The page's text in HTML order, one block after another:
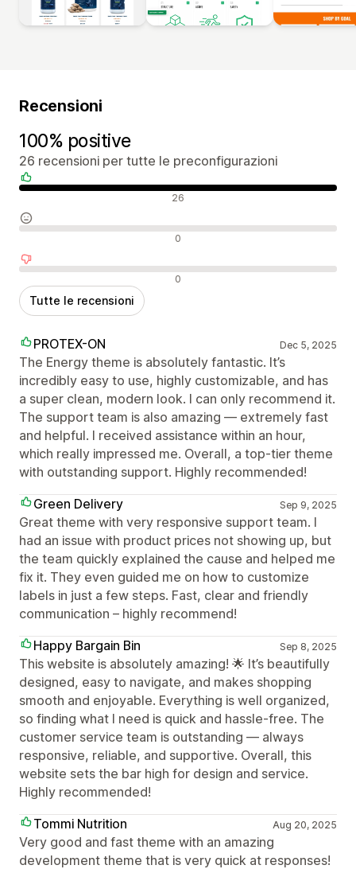
Recensioni
100% positive
26 recensioni per tutte le preconfigurazioni
Recensioni positive 26
Recensioni neutrali 0
Recensioni negative 0
Tutte le recensioni
PROTEX-ON Dec 5, 2025
The Energy theme is absolutely fantastic. It’s
incredibly easy to use, highly customizable, and has
a super clean, modern look. I can only recommend it.
The support team is also amazing — extremely fast
and helpful. I received assistance within an hour,
which really impressed me. Overall, a top-tier theme
with outstanding support. Highly recommended!
Green Delivery
Sep 9, 2025
Great theme with very responsive support team. I
had an issue with product prices not showing up, but
the team quickly explained the cause and helped me
fix it. They even guided me on how to customize
labels in just a few steps. Fast, clear and friendly
communication – highly recommend!
Happy Bargain Bin
Sep 8, 2025
This website is absolutely amazing! 🌟 It’s beautifully
designed, easy to navigate, and makes shopping
smooth and enjoyable. Everything is well organized,
so finding what I need is quick and hassle-free. The
customer service team is outstanding — always
responsive, reliable, and supportive. Overall, this
website sets the bar high for design and service.
Highly recommended!
Tommi Nutrition
Aug 20, 2025
Very good and fast theme with an amazing
development theme that is very quick at responses!